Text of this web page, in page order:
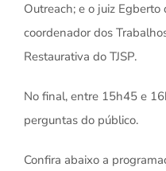
Outreach; e o juiz
coordenador dos
Restaurativa do TJSP.
No final, entre 15h45 e
perguntas do público.
Confira abaixo a